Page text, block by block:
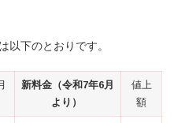
以下のとおりです。
新料金（令和7年6月
より）
値上
額